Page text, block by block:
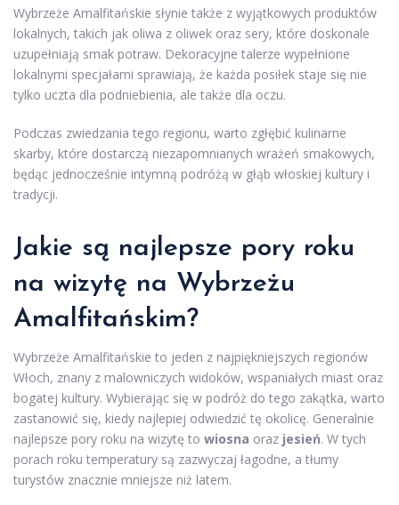
Wybrzeże Amalfitańskie słynie także z wyjątkowych produktów
lokalnych, takich jak oliwa z oliwek oraz sery, które doskonale
uzupełniają smak potraw. Dekoracyjne talerze wypełnione
lokalnymi specjałami sprawiają, że każda posiłek staje się nie
tylko uczta dla podniebienia, ale także dla oczu.
Podczas zwiedzania tego regionu, warto zgłębić kulinarne
skarby, które dostarczą niezapomnianych wrażeń smakowych,
będąc jednocześnie intymną podróżą w głąb włoskiej kultury i
tradycji.
Jakie są najlepsze pory roku
na wizytę na Wybrzeżu
Amalfitańskim?
Wybrzeże Amalfitańskie to jeden z najpiękniejszych regionów
Włoch, znany z malowniczych widoków, wspaniałych miast oraz
bogatej kultury. Wybierając się w podróż do tego zakątka, warto
zastanowić się, kiedy najlepiej odwiedzić tę okolicę. Generalnie
najlepsze pory roku na wizytę to wiosna oraz jesień. W tych
porach roku temperatury są zazwyczaj łagodne, a tłumy
turystów znacznie mniejsze niż latem.